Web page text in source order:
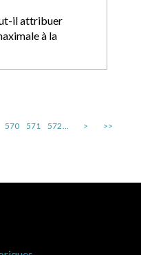
il attribuer
à la
570 571 572... > >>